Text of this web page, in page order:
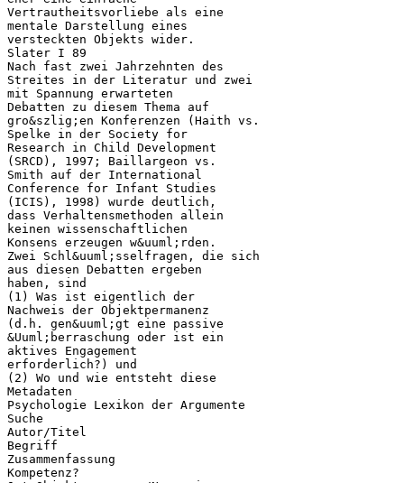
Vertrautheitsvorliebe als eine
mentale Darstellung eines
versteckten Objekts wider.
Slater I 89
Nach fast zwei Jahrzehnten des
Streites in der Literatur und zwei
mit Spannung erwarteten
Debatten zu diesem Thema auf
gro&szlig;en Konferenzen (Haith vs.
Spelke in der Society for
Research in Child Development
(SRCD), 1997; Baillargeon vs.
Smith auf der International
Conference for Infant Studies
(ICIS), 1998) wurde deutlich,
dass Verhaltensmethoden allein
keinen wissenschaftlichen
Konsens erzeugen w&uuml;rden.
Zwei Schl&uuml;sselfragen, die sich
aus diesen Debatten ergeben
haben, sind
(1) Was ist eigentlich der
Nachweis der Objektpermanenz
(d.h. gen&uuml;gt eine passive
&Uuml;berraschung oder ist ein
aktives Engagement
erforderlich?) und
(2) Wo und wie entsteht diese
Metadaten
Psychologie Lexikon der Argumente
Suche
Autor/Titel
Begriff
Zusammenfassung
Kompetenz?